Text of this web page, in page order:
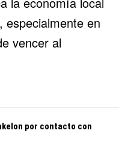
especialmente en
vencer al
por contacto con